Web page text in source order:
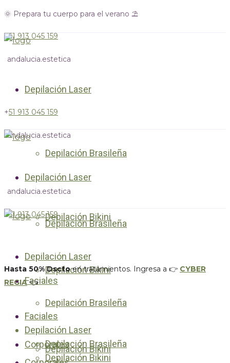
🌞 Prepara tu cuerpo para el verano ⛱️
+51 913 045 159
andalucia.estetica
Depilación Laser
Depilación Brasileña
Depilación Bikini
Faciales
Corporales
+51 913 045 159
andalucia.estetica
Depilación Laser
Depilación Brasileña
Depilación Bikini
Faciales
andalucia.estetica
+51 913 045 159
Depilación Laser
Depilación Brasileña
Depilación Bikini
Hasta 50% Dsctoen tratamientos. Ingresa a 👉 CYBER
REGIA👈
Depilación Laser
Depilación Brasileña
Depilación Bikini